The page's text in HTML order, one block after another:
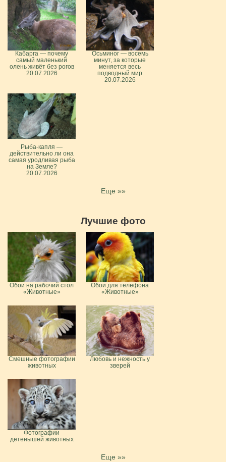
Кабарга — почему
самый маленький
олень живёт без рогов
20.07.2026
Осьминог — восемь
минут, за которые
меняется весь
подводный мир
20.07.2026
Рыба-капля —
действительно ли она
самая уродливая рыба
на Земле?
20.07.2026
Еще »»
Лучшие фото
Обои на рабочий стол
«Животные»
Обои для телефона
«Животные»
Смешные фотографии
животных
Любовь и нежность у
зверей
Фотографии
детенышей животных
Еще »»